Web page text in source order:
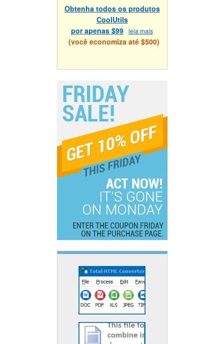
Obtenha todos os produtos
CoolUtils
por apenas $99 leia mais
(você economiza até $500)